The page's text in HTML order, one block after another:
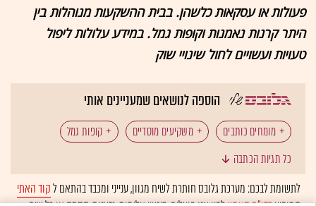
פעולות או עסקאות כלשהן. בבית ההשקעות מנוהלות בין
היתר קרנות נאמנות וקופות גמל. במידע עלולות ליפול
טעויות ועשויים לחול שינויי שוק
הוספה לנושאים שמעניינים אותי
מומחים כותבים משקיעים מוסדיים קופות גמל
כל תגיות הכתבה
לתשומת לבכם: מערכת גלובס חותרת לשיח מגוון, ענייני ומכבד בהתאם לקוד האתי